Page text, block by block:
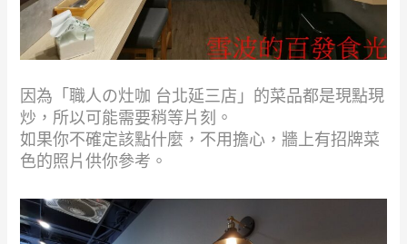
因為「職人の灶咖 台北延三店」的菜品都是現點現
炒，所以可能需要稍等片刻。
如果你不確定該點什麼，不用擔心，牆上有招牌菜
色的照片供你參考。